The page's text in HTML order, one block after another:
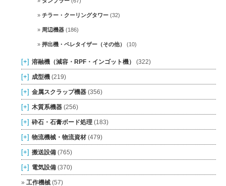
チラー・クーリングタワー (32)
周辺機器 (186)
押出機・ペレタイザー（その他） (10)
[+] 溶融機（減容・RPF・インゴット機） (322)
[+] 成型機 (219)
[+] 金属スクラップ機器 (356)
[+] 木質系機器 (256)
[+] 砕石・石膏ボード処理 (183)
[+] 物流機械・物流資材 (479)
[+] 搬送設備 (765)
[+] 電気設備 (370)
工作機械 (57)